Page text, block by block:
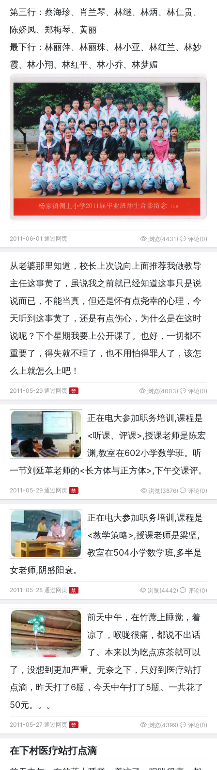
第三行：蔡海珍、肖兰琴、林继、林炳、林仁贵、
陈娇凤、郑梅琴、黄丽
最下行：林丽萍、林丽珠、林小亚、林红兰、林妙
霞、林小翔、林红平、林小乔、林梦媚
2011-06-01 通过网页 浏览(4431) 评论(0)
从老婆那里知道，校长上次说向上面推荐我做教导
主任这事黄了，虽说我之前就已经知道这事只是说
说而已，不能当真，但还是怀有点尧幸的心理，今
天听到这事黄了，还是有点伤心，为什么是在这时
说呢？下个星期我要上公开课了。也好，一切都不
重要了，得失就不理了，也不用怕得罪人了，该怎
么上就怎么上吧！
2011-05-29 通过网页 禁 浏览(4003) 评论(0)
正在电大参加职务培训,课程是
<听课、评课>,授课老师是陈宏
渊,教室在602小学数学班。听
一节刘延革老师的<长方体与正方体>,下午交课评。
2011-05-29 通过网页 禁 浏览(3876) 评论(0)
正在电大参加职务培训,课程是
<教学策略>,授课老师是梁坚,
教室在504小学数学班,多半是
女老师,阴盛阳衰。
2011-05-28 通过网页 禁 浏览(4442) 评论(0)
前天中午，在竹蓆上睡觉，着
凉了，喉咙很痛，都说不出话
了。本来以为吃点凉茶就可以
了，没想到更加严重。无奈之下，只好到医疗站打
点滴，昨天打了6瓶，今天中午打了5瓶。一共花了
50元。。。
2011-05-27 通过网页 禁 浏览(4399) 评论(0)
在下村医疗站打点滴